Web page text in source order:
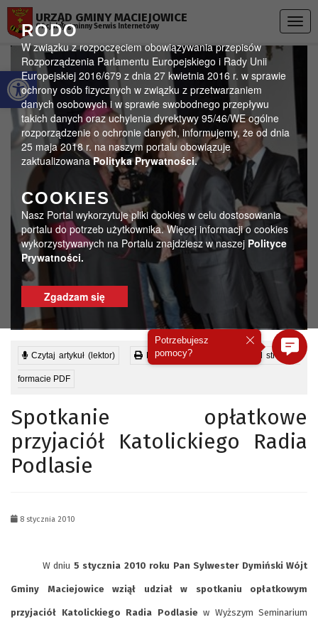
Otwórz pasek narzędzi
RODO
W związku z rozpoczęciem obowiązywania przepisów
Rozporządzenia Parlamentu Europejskiego i Rady Unii
Europejskiej 2016/679 z dnia 27 kwietnia 2016 r. w sprawie
ochrony osób fizycznych w związku z przetwarzaniem
danych osobowych i w sprawie swobodnego przepływu
takich danych oraz uchylenia dyrektywy 95/46/WE ogólne
rozporządzenie o ochronie danych, informujemy, że od dnia
25 maja 2018 r. na naszym portalu obowiązuje
zaktualizowanaPolityka Prywatności.
COOKIES
Nasz Portal wykorzytuje pliki cookies w celu dostosowania
portalu do potrzeb użytkownika. Więcej informacji o cookies
wykorzystywanych na Portalu znajdziesz w naszej Polityce
Prywatności.
Zgadzam się
URZĄD GMINY MACIEJOWICE
Oficjalny gminny Serwis Internetowy
Czytaj artykuł (lektor) Drukuj stronę Wyświetl stronę w
formacie PDF
Spotkanie opłatkowe
przyjaciół Katolickiego Radia
Podlasie
8 stycznia 2010
W dniu 5 stycznia 2010 roku Pan Sylwester Dymiński Wójt
Gminy Maciejowice wziął udział w spotkaniu opłatkowym
przyjaciół Katolickiego Radia Podlasie w Wyższym Seminarium
Potrzebujesz
pomocy?